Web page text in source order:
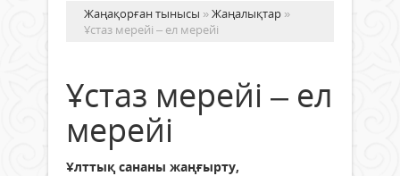
Жаңақорған тынысы »Жаңалықтар »
Ұстаз мерейі – ел мерейі
Ұстаз мерейі – ел
мерейі
Ұлттық сананы жаңғырту,